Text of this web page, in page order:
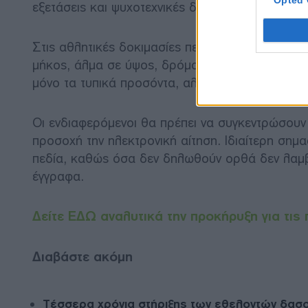
εξετάσεις και ψυχοτεχνικές δοκιμασίες.
Στις αθλητικές δοκιμασίες περιλαμβάνονται,
μήκος, άλμα σε ύψος, δρόμος 1.000 μέτρων
μόνο τα τυπικά προσόντα, αλλά και την
Οι ενδιαφερόμενοι θα πρέπει να
προσοχή την ηλεκτρονική αίτηση. Ιδιαίτερη
πεδία, καθώς όσα δεν δηλωθούν ορθά δεν
έγγραφα.
Δείτε ΕΔΩ αναλυτικά την προκήρυξη για
Διαβάστε ακόμη
Τέσσερα χρόνια στήριξης των εθελοντών